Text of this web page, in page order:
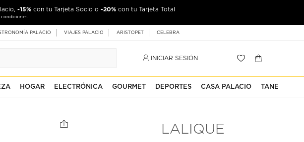
-15% con tu Tarjeta Socio o -20% con tu Tarjeta Total
PALACIO VIAJES PALACIO ARISTOPET CELEBRA
INICIAR SESIÓN
HOGAR ELECTRÓNICA GOURMET DEPORTES CASA PALACIO TANE
LALIQUE